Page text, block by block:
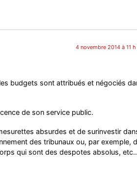
4 novembre 2014 à 11
budgets sont attribués et négociés
de son service public.
absurdes et de surinvestir
des tribunaux ou, par exemple,
qui sont des despotes absolus,